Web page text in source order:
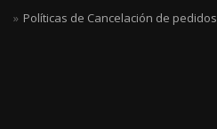
Políticas de Cancelación de pedidos